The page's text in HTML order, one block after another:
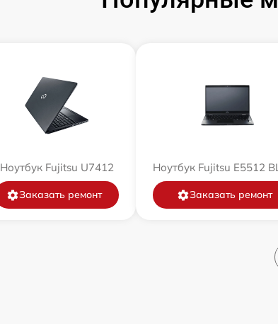
Ноутбук Fujitsu U7412
Заказать ремонт
Ноутбук Fujitsu E5512
Заказать ремонт